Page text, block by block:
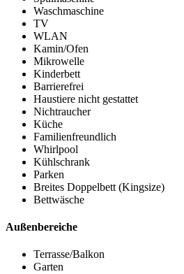
Waschmaschine
TV
WLAN
Kamin/Ofen
Mikrowelle
Kinderbett
Barrierefrei
Haustiere nicht gestattet
Nichtraucher
Küche
Familienfreundlich
Whirlpool
Kühlschrank
Parken
Breites Doppelbett (Kingsize)
Bettwäsche
Außenbereiche
Terrasse/Balkon
Garten